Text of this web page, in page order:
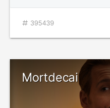
395439
Mortdecai